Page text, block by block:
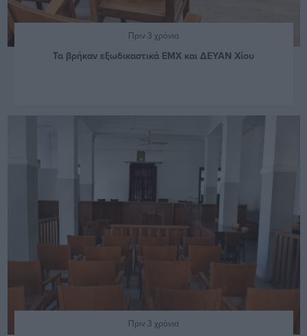
Πριν 3 χρόνια
Τα βρήκαν εξωδικαστικά ΕΜΧ και ΔΕΥΑΝ Χίου
Πριν 3 χρόνια